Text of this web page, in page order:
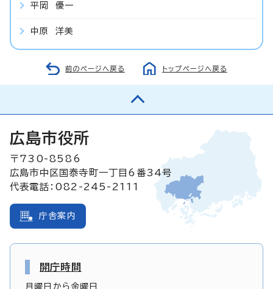
平岡 優一
中原 洋美
前のページへ戻る トップページへ戻る
広島市役所
〒730-8586
広島市中区国泰寺町一丁目6番34号
代表電話：082-245-2111
庁舎案内
開庁時間
月曜日から金曜日